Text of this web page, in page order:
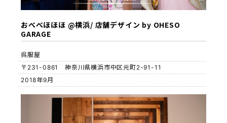
おべべほほほ @横浜/ 店舗デザイン by OHESO
GARAGE
呉服屋
〒231-0861 神奈川県横浜市中区元町2-91-11
2018年9月